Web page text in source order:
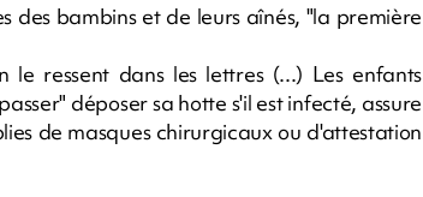
des bambins et de leurs aînés, "la première
ressent dans les lettres (...) Les enfants
déposer sa hotte s'il est infecté, assure
de masques chirurgicaux ou d'attestation